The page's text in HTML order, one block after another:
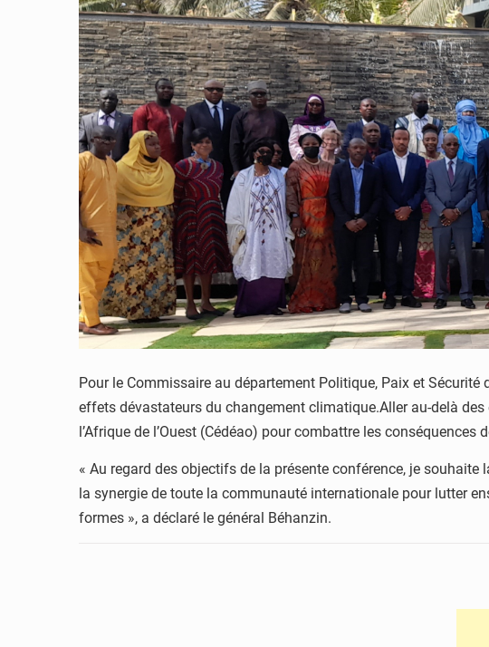
Pour le Commissaire au département Politique, Paix et Sécurité
effets dévastateurs du changement climatique.Aller au-delà
l’Afrique de l’Ouest (Cédéao) pour combattre les
« Au regard des objectifs de la présente conférence, je
la synergie de toute la communauté internationale pour lutter
formes », a déclaré le général Béhanzin.